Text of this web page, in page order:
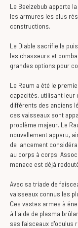
Le Beelzebub apporte
les armures les plus
constructions.
Le Diable sacrifie la
les chasseurs et
grandes options pour
Le Raum a été le
capacités, utilisant leur
différents des anciens
ces vaisseaux sont
problème majeur. Le
nouvellement apparu,
de lancement
au corps à corps.
menace est déjà
Avec sa triade de
vaisseaux connus les
Ces vastes armes à
à l'aide de plasma
ses faisceaux d'oculus